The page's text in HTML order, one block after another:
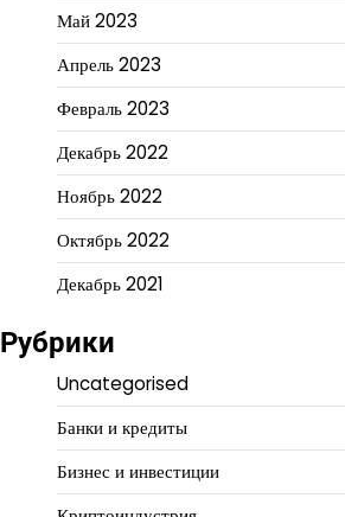
Май 2023
Апрель 2023
Февраль 2023
Декабрь 2022
Ноябрь 2022
Октябрь 2022
Декабрь 2021
Рубрики
Uncategorised
Банки и кредиты
Бизнес и инвестиции